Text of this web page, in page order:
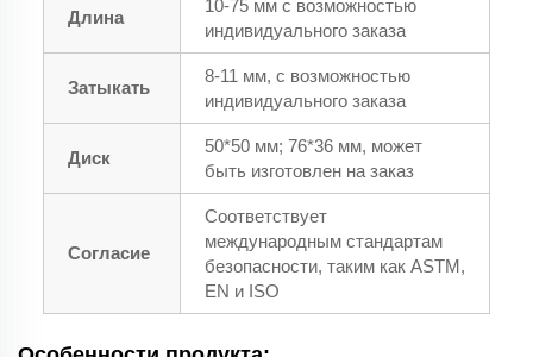
Длина
10-75 мм с возможностью
индивидуального заказа
Затыкать
8-11 мм, с возможностью
индивидуального заказа
Диск
50*50 мм; 76*36 мм, может
быть изготовлен на заказ
Согласие
Соответствует
международным стандартам
безопасности, таким как ASTM,
EN и ISO